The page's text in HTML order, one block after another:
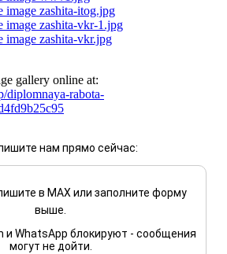
gallery online at:
diplomnaya-rabota-
нам прямо сейчас:
в MAX или заполните форму
выше.
и WhatsApp блокируют - сообщения
могут не дойти.